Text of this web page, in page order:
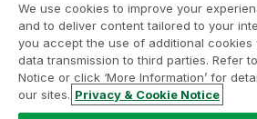
Juridische overeenkomsten
Productvoorwaarden
Legal
Legal Policies
Handelsmerken
Do Not Share
We use cookies to improve your
and to deliver content tailored to your
you accept the use of additional cookies
data transmission to third parties. Refer
Notice or click ‘More Information’ for
our sites. Privacy & Cookie Notice